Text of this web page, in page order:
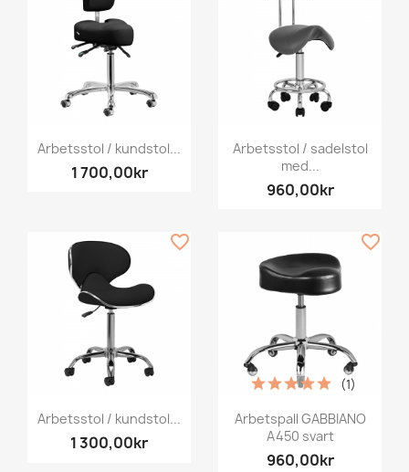
Arbetsstol / kundstol...
1 700,00kr
Arbetsstol / sadelstol
med...
960,00kr
Arbetsstol / kundstol...
1 300,00kr
favorite_border
Arbetspall GABBIANO
A450 svart
960,00kr
(1)
favorite_border